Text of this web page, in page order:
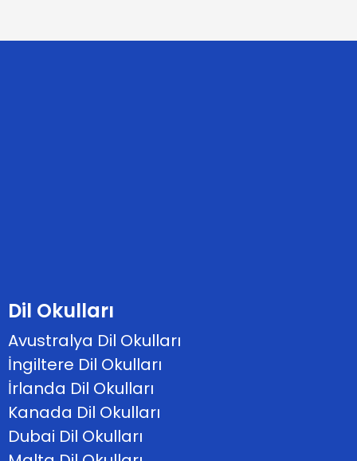
Dil Okulları
Avustralya Dil Okulları
İngiltere Dil Okulları
İrlanda Dil Okulları
Kanada Dil Okulları
Dubai Dil Okulları